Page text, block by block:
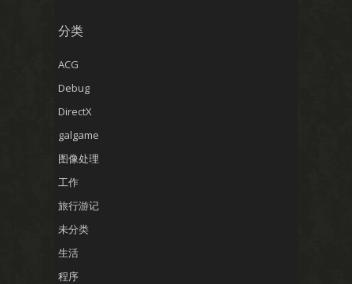
分类
ACG
Debug
DirectX
galgame
图像处理
工作
旅行游记
未分类
生活
程序